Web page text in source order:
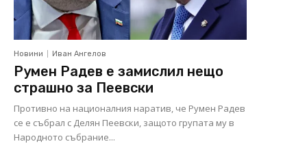
Новини Иван Ангелов
Румен Радев е замислил нещо
страшно за Пеевски
Противно на националния наратив, че Румен Радев
се е събрал с Делян Пеевски, защото групата му в
Народното събрание...